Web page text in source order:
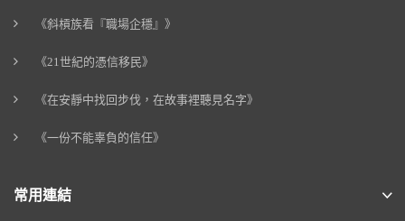
《斜槓族看『職場企穩』》
《21世紀的憑信移民》
《在安靜中找回步伐，在故事裡聽見名字》
《一份不能辜負的信任》
常用連結